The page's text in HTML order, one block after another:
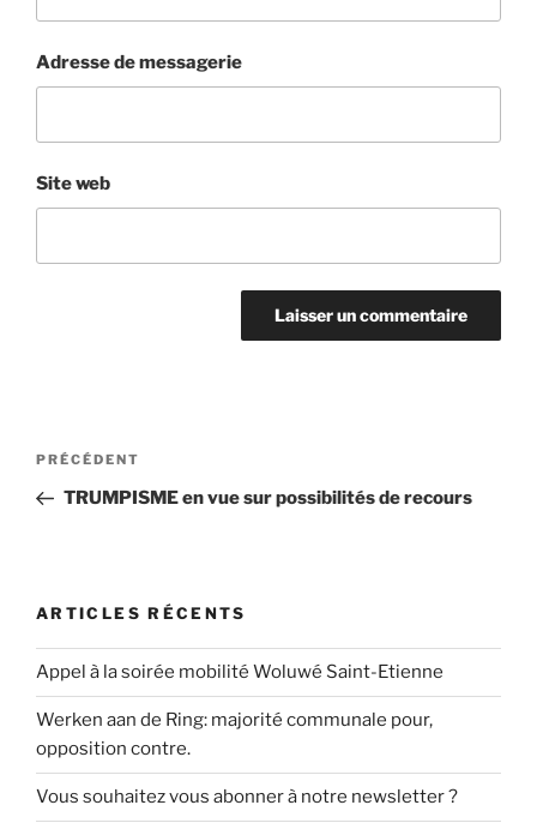
Adresse de messagerie
Site web
Navigation
l’article
Article
précédent
PRÉCÉDENT
TRUMPISME en vue sur possibilités de recours
ARTICLES RÉCENTS
Appel à la soirée mobilité Woluwé Saint-Etienne
Werken aan de Ring: majorité communale pour,
opposition contre.
Vous souhaitez vous abonner à notre newsletter ?